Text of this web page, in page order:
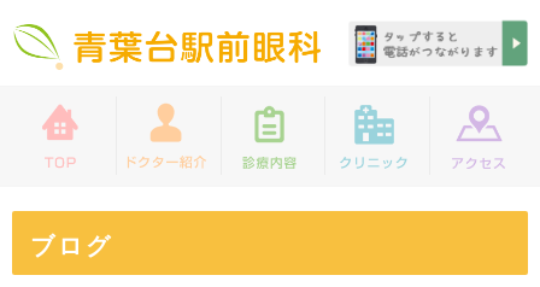
ブログ